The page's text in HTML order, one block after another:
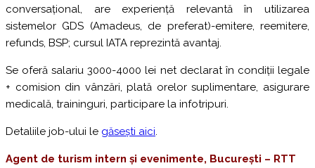
conversațional, are experiență relevantă în utilizarea
sistemelor GDS (Amadeus, de preferat)-emitere, reemitere,
refunds, BSP; cursul IATA reprezintă avantaj.
Se oferă salariu 3000-4000 lei net declarat în condiții legale
+ comision din vânzări, plată orelor suplimentare, asigurare
medicală, traininguri, participare la infotripuri.
Detaliile job-ului le găsești aici.
Agent de turism intern și evenimente, București – RTT